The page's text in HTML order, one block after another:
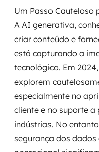
Desenvolvimento web
Modernização
Arquitetura de soluções
Migração para Cloud
Transformação digital
UX / UI design
Um Passo Cauteloso
A AI generativa,
criar conteúdo e
está capturando a
tecnológico. Em
explorem
especialmente no
cliente e no suporte
indústrias. No
segurança dos